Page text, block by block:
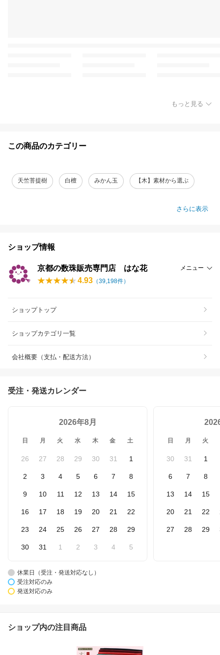
もっと見る
この商品のカテゴリー
天竺菩提樹 白檀 みかん玉 【木】素材から選ぶ
さらに表示
ショップ情報
京都の数珠販売専門店 はな花 メニュー
4.93 （39,198件）
ショップトップ
ショップカテゴリ一覧
会社概要（支払・配送方法）
受注・発送カレンダー
2026年8月
日 月 火 水 木 金 土
26 27 28 29 30 31 1
2 3 4 5 6 7 8
9 10 11 12 13 14 15
16 17 18 19 20 21 22
23 24 25 26 27 28 29
30 31 1 2 3 4 5
日 月 火
30 31 1
6 7 8
13 14 15
20 21 22
27 28 29
休業日（受注・発送対応なし）
受注対応のみ
発送対応のみ
ショップ内の注目商品